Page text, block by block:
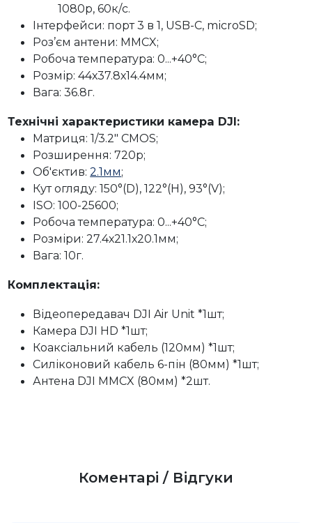
1080p, 60к/с.
Інтерфейси: порт 3 в 1, USB-C, microSD;
Роз’єм антени: MMCX;
Робоча температура: 0...+40°C;
Розмір: 44х37.8х14.4мм;
Вага: 36.8г.
Технічні характеристики камера DJI:
Матриця: 1/3.2" CMOS;
Розширення: 720p;
Об'єктив:2.1мм;
Кут огляду: 150°(D), 122°(H), 93°(V);
ISO: 100-25600;
Робоча температура: 0...+40°C;
Розміри: 27.4х21.1х20.1мм;
Вага: 10г.
Комплектація:
Відеопередавач DJI Air Unit *1шт;
Камера DJI HD *1шт;
Коаксіальний кабель (120мм) *1шт;
Силіконовий кабель 6-пін (80мм) *1шт;
Антена DJI MMCX (80мм) *2шт.
Коментарі / Відгуки